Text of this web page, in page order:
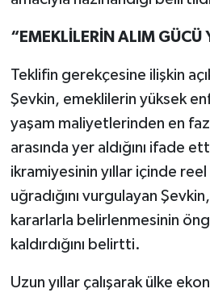
“EMEKLİLERİN ALIM GÜCÜ
Teklifin gerekçesine ilişkin
Şevkin, emeklilerin yüksek
yaşam maliyetlerinden en
arasında yer aldığını ifade
ikramiyesinin yıllar içinde
uğradığını vurgulayan
kararlarla belirlenmesinin
kaldırdığını belirtti.
Uzun yıllar çalışarak ülke